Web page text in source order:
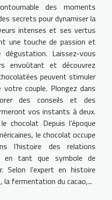
des moments
secrets pour dynamiser la
intenses et ses vertus
une touche de passion et
Laissez-vous
envoûtant et découvrez
peuvent stimuler
couple. Plongez dans
des conseils et des
vos instants à deux.
chocolat Depuis l’époque
le chocolat occupe
l’histoire des relations
en tant que symbole de
Selon l’expert en histoire
la fermentation du cacao,...